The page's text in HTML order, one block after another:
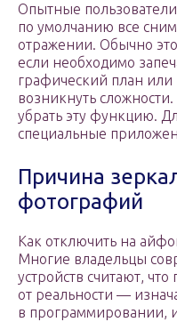
Опытные
по умолчанию все
отражении. Обычно
если необходимо
графический план или
возникнуть сложности.
убрать эту функцию.
специальные
Причина
фотографий
Как отключить на
Многие владельцы
устройств считают,
от реальности —
в программировании,